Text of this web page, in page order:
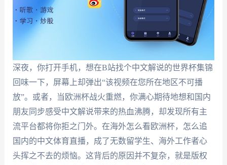
深夜，你打开手机，想在B站找个中文解说的世界杯集锦
回味一下，屏幕上却弹出“该视频在您所在地区不可播
放”。或者，当欧洲杯战火重燃，你满心期待地想和国内
朋友同步感受中文解说带来的热血沸腾，却发现所有主
流平台都将你拒之门外。在海外怎么看欧洲杯，怎么追
国内的中文体育直播，成了无数留学生、海外工作者心
头挥之不去的烦恼。这背后的原因并不复杂，就是版权